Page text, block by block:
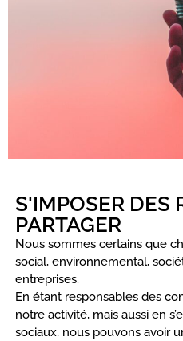
S'IMPOSER DES
PARTAGER
Nous sommes certains que
social, environnemental,
entreprises.
En étant responsables des
notre activité, mais aussi en
sociaux, nous pouvons avoir